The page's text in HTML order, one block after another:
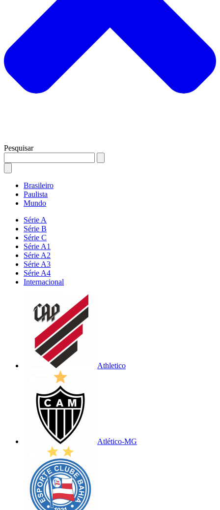
Pesquisar
Brasileiro
Paulista
Mundo
Série A
Série B
Série C
Série A1
Série A2
Série A3
Série A4
Internacional
Athletico
Atlético-MG